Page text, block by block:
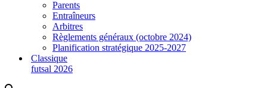
Parents
Entraîneurs
Arbitres
Règlements généraux (octobre 2024)
Planification stratégique 2025-2027
Classique
futsal 2026